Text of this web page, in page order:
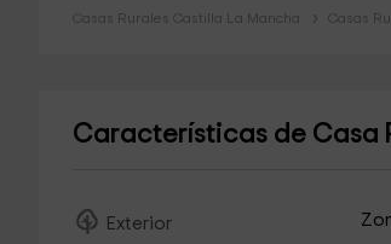
Casas Rurales Castilla La Mancha Casas
Características de Casa
Exterior